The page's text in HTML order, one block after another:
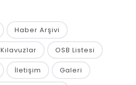
Haber Arşivi
Kılavuzlar OSB Listesi
İletişim Galeri